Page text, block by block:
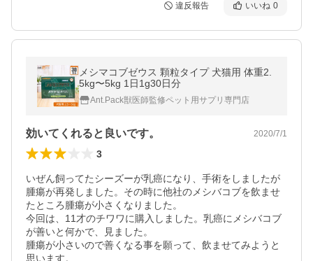
違反報告 いいね 0
メシマコブゼウス 顆粒タイプ 犬猫用 体重2.
5kg〜5kg 1日1g30日分
Ant.Pack獣医師監修ペット用サプリ専門店
効いてくれると良いです。 2020/7/1
3
いぜん飼ってたシーズーが乳癌になり、手術をしましたが
腫瘍が再発しました。その時に他社のメシバコブを飲ませ
たところ腫瘍が小さくなりました。
今回は、11才のチワワに購入しました。乳癌にメシバコブ
が善いと何かで、見ました。
腫瘍が小さいので善くなる事を願って、飲ませてみようと
思います。